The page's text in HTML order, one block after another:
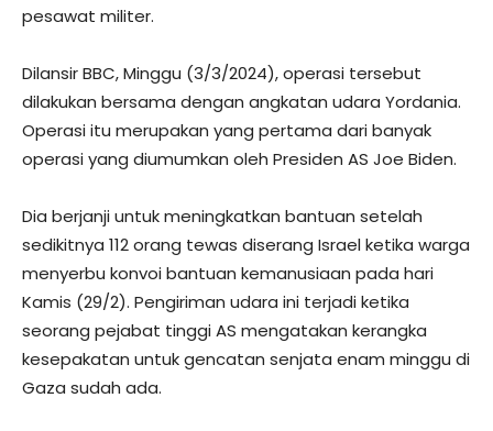
pesawat militer.
Dilansir BBC, Minggu (3/3/2024), operasi tersebut
dilakukan bersama dengan angkatan udara Yordania.
Operasi itu merupakan yang pertama dari banyak
operasi yang diumumkan oleh Presiden AS Joe Biden.
Dia berjanji untuk meningkatkan bantuan setelah
sedikitnya 112 orang tewas diserang Israel ketika warga
menyerbu konvoi bantuan kemanusiaan pada hari
Kamis (29/2). Pengiriman udara ini terjadi ketika
seorang pejabat tinggi AS mengatakan kerangka
kesepakatan untuk gencatan senjata enam minggu di
Gaza sudah ada.